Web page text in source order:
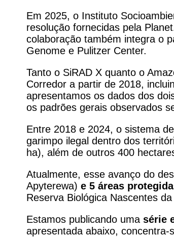
Em 2025, o Instituto
resolução fornecidas pela
colaboração também integra o
Genome e Pulitzer Center.
Tanto o SiRAD X quanto o
Corredor a partir de 2018,
apresentamos os dados dos
os padrões gerais observados
Entre 2018 e 2024, o sistema
garimpo ilegal dentro dos
ha), além de outros 400
Atualmente, esse avanço do
Apyterewa) e 5 áreas
Reserva Biológica Nascentes
Estamos publicando uma série
apresentada abaixo, concentra-